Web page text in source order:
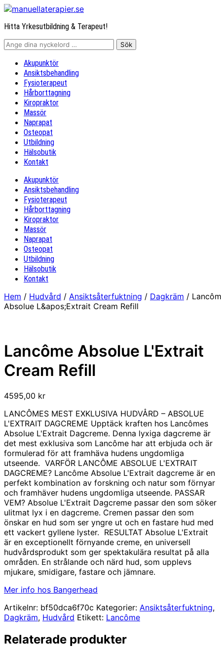
Hitta Yrkesutbildning & Terapeut!
Akupunktör
Ansiktsbehandling
Fysioterapeut
Hårborttagning
Kiropraktor
Massör
Naprapat
Osteopat
Utbildning
Hälsobutik
Kontakt
Akupunktör
Ansiktsbehandling
Fysioterapeut
Hårborttagning
Kiropraktor
Massör
Naprapat
Osteopat
Utbildning
Hälsobutik
Kontakt
Hem / Hudvård / Ansiktsåterfuktning / Dagkräm /
Absolue L&apos;Extrait Cream Refill
Lancôme Absolue L'Extrait
Cream Refill
4595,00 kr
LANCÔMES MEST EXKLUSIVA HUDVÅRD – ABSOLUE
L'EXTRAIT DAGCREME Upptäck kraften hos Lancômes
Absolue L'Extrait Dagcreme. Denna lyxiga dagcreme är
det mest exklusiva som Lancôme har att erbjuda och är
formulerad för att framhäva hudens ungdomliga
utseende. VARFÖR LANCÔME ABSOLUE L'EXTRAIT
DAGCREME? Lancôme Absolue L'Extrait dagcreme är en
perfekt kombination av forskning och natur som förnyar
och framhäver hudens ungdomliga utseende. PASSAR
VEM? Absolue L'Extrait Dagcreme passar den som söker
ulitmat lyx i en dagcreme. Cremen passar den som
önskar en hud som ser yngre ut och en fastare hud med
ett vackert gyllene lyster. RESULTAT Absolue L'Extrait
är en exceptionellt förnyande creme, en universell
hudvårdsprodukt som ger spektakulära resultat på alla
områden. En strålande och närd hud, som upplevs
mjukare, smidigare, fastare och jämnare.
Mer info hos Bangerhead
Artikelnr: bf50dca6f70c Kategorier: Ansiktsåterfuktning,
Dagkräm, Hudvård Etikett: Lancôme
Relaterade produkter